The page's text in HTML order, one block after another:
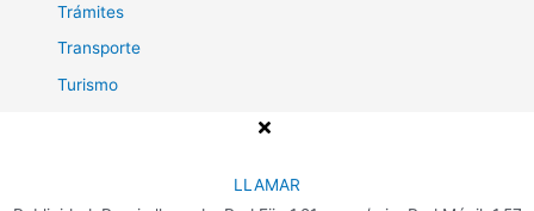
Trámites
Transporte
Turismo
LLAMAR